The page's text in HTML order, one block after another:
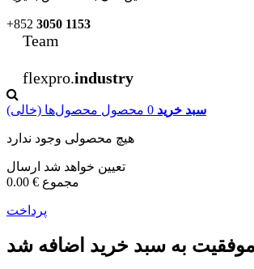
+852 3050 1153
Team
flexpro.industry
سبد خرید 0 محصول محصول‌ها (خالی)
هیچ محصولی وجود ندارد
تعیین خواهد شد ارسال
0.00 € مجموع
پرداخت
به سبد خرید اضافه شد